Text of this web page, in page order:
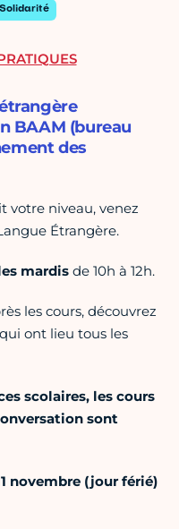
Solidarité
BAAM (bureau
des
votre niveau, venez
Étrangère.
mardis de 10h à 12h.
les cours, découvrez
ont lieu tous les
scolaires, les cours
sont
novembre (jour férié)